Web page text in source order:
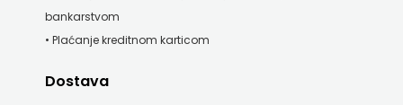
bankarstvom
• Plaćanje kreditnom karticom
Dostava